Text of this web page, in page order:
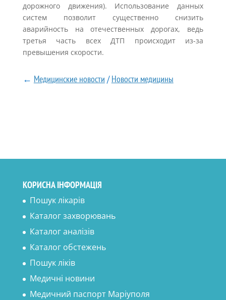
дорожного движения). Использование данных
систем позволит существенно снизить
аварийность на отечественных дорогах, ведь
третья часть всех ДТП происходит из-за
превышения скорости.
← Медицинские новости /Новости медицины
КОРИСНА ІНФОРМАЦІЯ
Пошук лікарів
Каталог захворювань
Каталог аналізів
Каталог обстежень
Пошук ліків
Медичні новини
Медичний паспорт Маріуполя